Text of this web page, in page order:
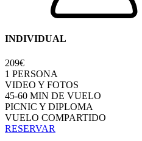
INDIVIDUAL
209€
1 PERSONA
VIDEO Y FOTOS
45-60 MIN DE VUELO
PICNIC Y DIPLOMA
VUELO COMPARTIDO
RESERVAR